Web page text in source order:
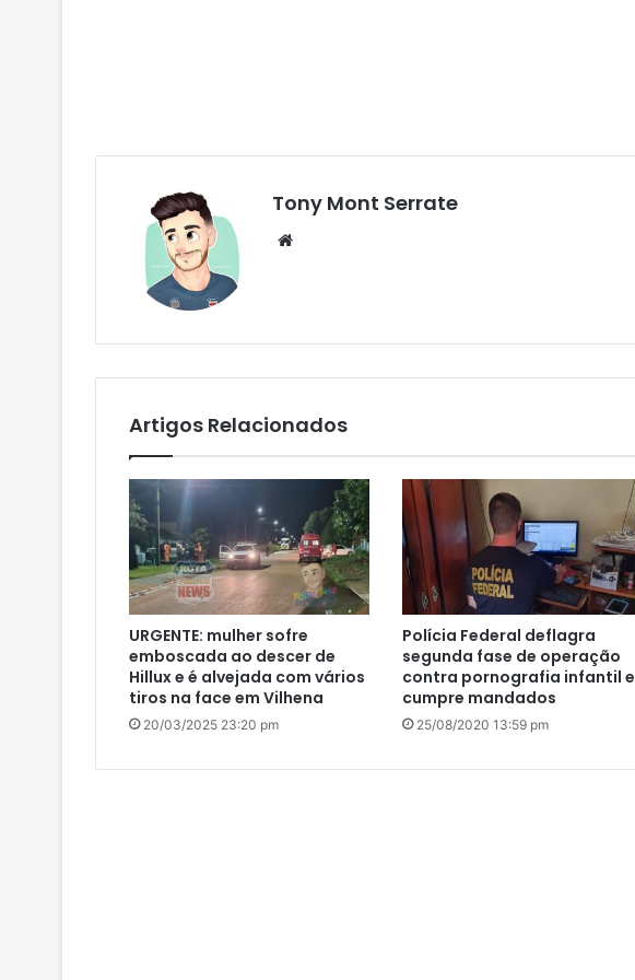
Tony Mont Serrate
Artigos Relacionados
URGENTE: mulher sofre
emboscada ao descer de
Hillux e é alvejada com vários
tiros na face em Vilhena
20/03/2025 23:20 pm
Polícia Federal deflagra
segunda fase de operação
contra pornografia infantil e
cumpre mandados
25/08/2020 13:59 pm